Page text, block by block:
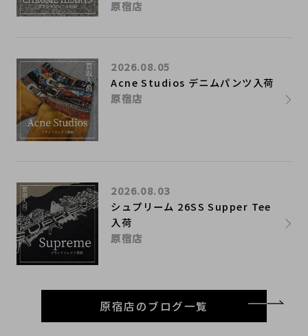
原宿店
Acne Studios デニムパンツ入荷
2026.08.05
原宿店
シュプリーム 26SS Supper Tee
入荷
2026.08.03
原宿店
原宿店のブログ一覧